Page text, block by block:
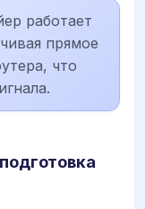
работает
прямое
что